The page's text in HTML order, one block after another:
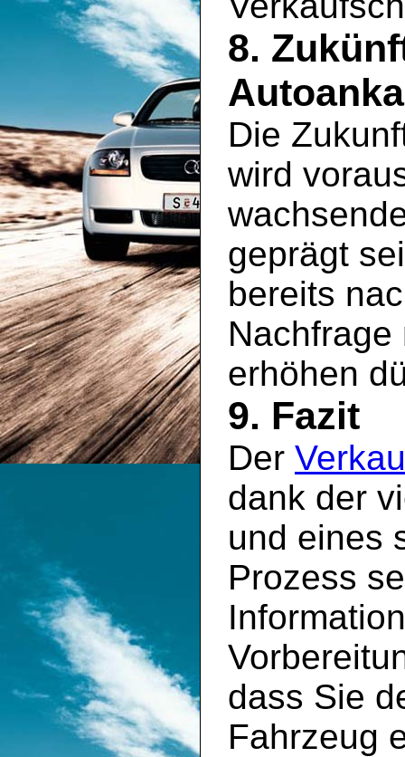
8.
Die
wird
geprägt
bereits
erhöhen
9. Fazit
Der
dank der
und eines
Prozess
dass Sie
Fahrzeug